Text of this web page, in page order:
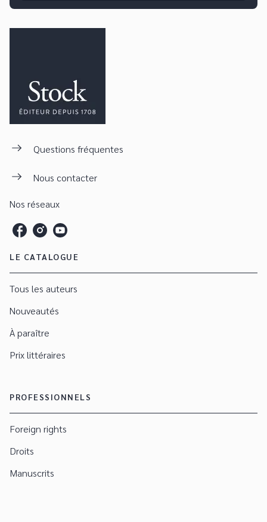
Questions fréquentes
Nous contacter
Nos réseaux
LE CATALOGUE
Tous les auteurs
Nouveautés
À paraître
Prix littéraires
PROFESSIONNELS
Foreign rights
Droits
Manuscrits